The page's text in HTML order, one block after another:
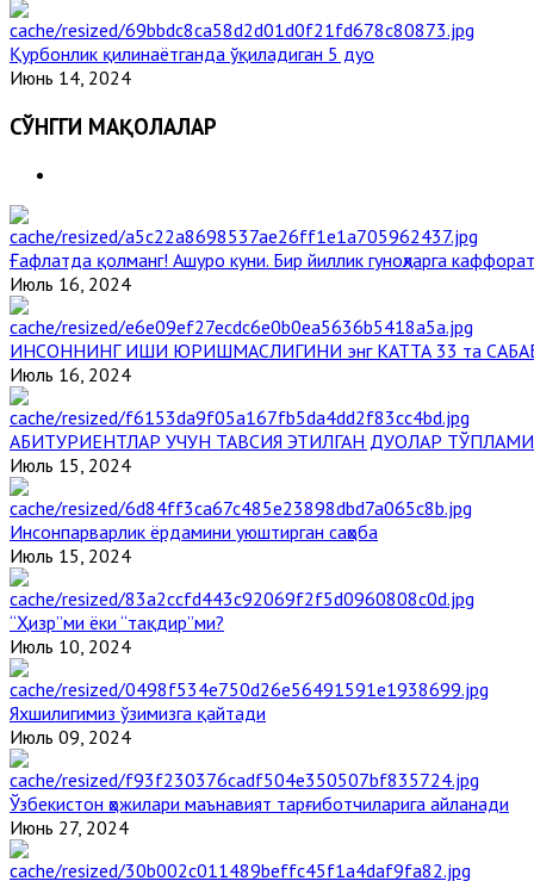
Қурбонлик қилинаётганда ўқиладиган 5 дуо
Июнь 14, 2024
СЎНГГИ МАҚОЛАЛАР
Ғафлатда қолманг! Ашуро куни. Бир йиллик гуноҳларга
Июль 16, 2024
ИНСОННИНГ ИШИ ЮРИШМАСЛИГИНИ энг КАТТА 33 та
Июль 16, 2024
АБИТУРИЕНТЛАР УЧУН ТАВСИЯ ЭТИЛГАН ДУОЛАР ТЎПЛАМИ
Июль 15, 2024
Инсонпарварлик ёрдамини уюштирган саҳоба
Июль 15, 2024
“Ҳизр”ми ёки “тақдир”ми?
Июль 10, 2024
Яхшилигимиз ўзимизга қайтади
Июль 09, 2024
Ўзбекистон ҳожилари маънавият тарғиботчиларига айланади
Июнь 27, 2024